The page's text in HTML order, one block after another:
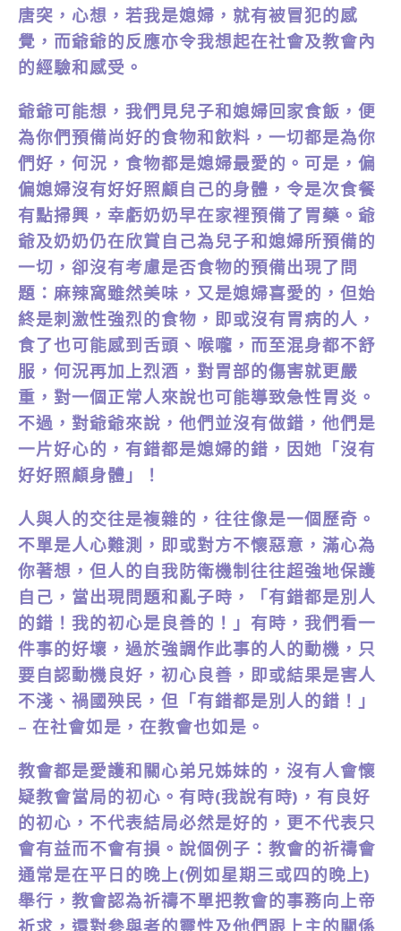
唐突，心想，若我是媳婦，就有被冒犯的感
覺，而爺爺的反應亦令我想起在社會及教會內
的經驗和感受。
爺爺可能想，我們見兒子和媳婦回家食飯，便
為你們預備尚好的食物和飲料，一切都是為你
們好，何況，食物都是媳婦最愛的。可是，偏
偏媳婦沒有好好照顧自己的身體，令是次食餐
有點掃興，幸虧奶奶早在家裡預備了胃藥。爺
爺及奶奶仍在欣賞自己為兒子和媳婦所預備的
一切，卻沒有考慮是否食物的預備出現了問
題：麻辣窩雖然美味，又是媳婦喜愛的，但始
終是刺激性強烈的食物，即或沒有胃病的人，
食了也可能感到舌頭、喉嚨，而至混身都不舒
服，何況再加上烈酒，對胃部的傷害就更嚴
重，對一個正常人來說也可能導致急性胃炎。
不過，對爺爺來說，他們並沒有做錯，他們是
一片好心的，有錯都是媳婦的錯，因她「沒有
好好照顧身體」！
人與人的交往是複雜的，往往像是一個歷奇。
不單是人心難測，即或對方不懷惡意，滿心為
你著想，但人的自我防衛機制往往超強地保護
自己，當出現問題和亂子時，「有錯都是別人
的錯！我的初心是良善的！」有時，我們看一
件事的好壞，過於強調作此事的人的動機，只
要自認動機良好，初心良善，即或結果是害人
不淺、禍國殃民，但「有錯都是別人的錯！」
– 在社會如是，在教會也如是。
教會都是愛護和關心弟兄姊妹的，沒有人會懷
疑教會當局的初心。有時(我說有時)，有良好
的初心，不代表結局必然是好的，更不代表只
會有益而不會有損。說個例子：教會的祈禱會
通常是在平日的晚上(例如星期三或四的晚上)
舉行，教會認為祈禱不單把教會的事務向上帝
祈求，還對參與者的靈性及他們跟上主的關係